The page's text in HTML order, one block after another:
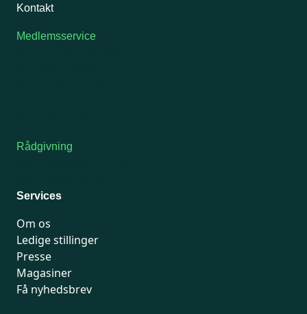
Kontakt
Medlemsservice
Rådgivning
Services
Om os
Ledige stillinger
Presse
Magasiner
Få nyhedsbrev